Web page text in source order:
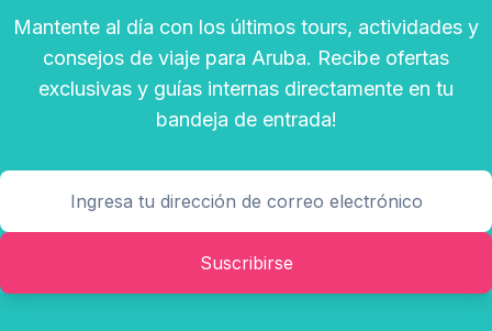
Mantente al día con los últimos tours, actividades y
consejos de viaje para Aruba. Recibe ofertas
exclusivas y guías internas directamente en tu
bandeja de entrada!
Suscribirse